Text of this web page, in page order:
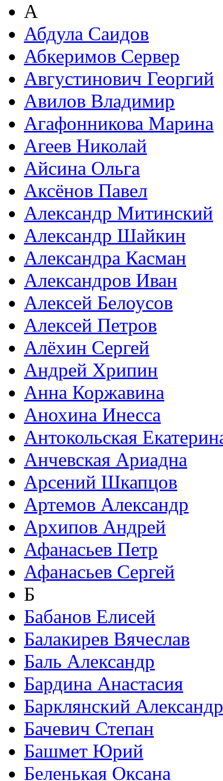
А
Абдула Саидов
Абкеримов Сервер
Августинович Георгий
Авилов Владимир
Агафонникова Марина
Агеев Николай
Айсина Ольга
Аксёнов Павел
Александр Митинский
Александр Шайкин
Александра Касман
Александров Иван
Алексей Белоусов
Алексей Петров
Алёхин Сергей
Андрей Хрипин
Анна Коржавина
Анохина Инесса
Антокольская
Анчевская Ариадна
Арсений Шкапцов
Артемов Александр
Архипов Андрей
Афанасьев Петр
Афанасьев Сергей
Б
Бабанов Елисей
Балакирев Вячеслав
Баль Александр
Бардина Анастасия
Барклянский Александр
Бачевич Степан
Башмет Юрий
Беленькая Оксана